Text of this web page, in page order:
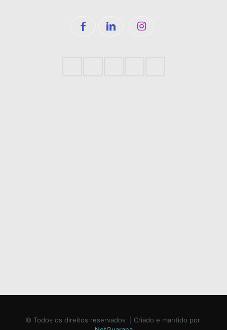
© Todos os direitos reservados | Criado e mantido por